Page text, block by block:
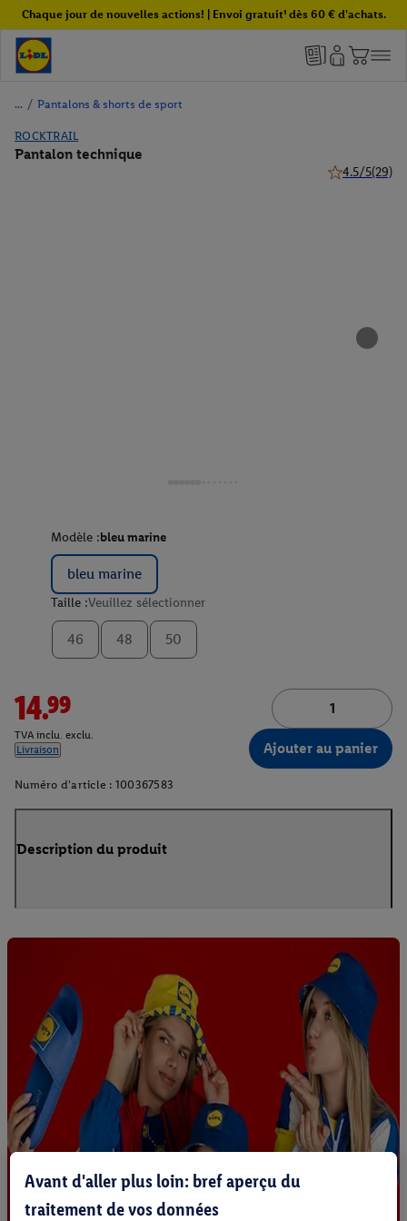
Chaque jour de nouvelles actions! | Envoi gratuit¹ dès 60 € d'achats.
/ Pantalons & shorts de sport
ROCKTRAIL
Pantalon technique
4.5/5(29)
Modèle :bleu marine
bleu marine
Taille :Veuillez sélectionner
46 48 50
14.99
TVA inclu. exclu.
Livraison
Ajouter au panier
Numéro d'article : 100367583
Description du produit
Avant d'aller plus loin: bref aperçu du
traitement de vos données